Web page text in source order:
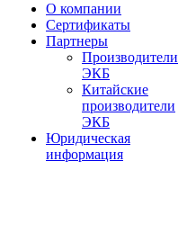
О компании
Сертификаты
Партнеры
Производители
ЭКБ
Китайские
производители
ЭКБ
Юридическая
информация